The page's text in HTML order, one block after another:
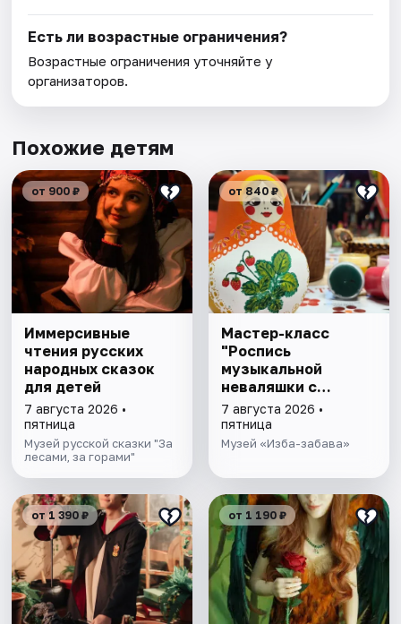
Есть ли возрастные ограничения?
Возрастные ограничения уточняйте у
организаторов.
Похожие детям
от 900 ₽
Иммерсивные
чтения русских
народных сказок
для детей
7 августа 2026 •
пятница
Музей русской сказки "За
лесами, за горами"
от 840 ₽
Мастер-класс
"Роспись
музыкальной
неваляшки с
чаепитием"
7 августа 2026 •
пятница
Музей «Изба-забава»
от 1 390 ₽ от 1 190 ₽